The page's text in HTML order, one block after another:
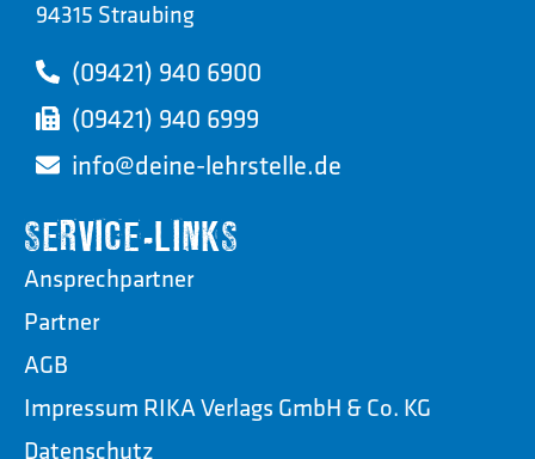
94315 Straubing
(09421) 940 6900
(09421) 940 6999
info@deine-lehrstelle.de
SERVICE-LINKS
Ansprechpartner
Partner
AGB
Impressum RIKA Verlags GmbH & Co. KG
Datenschutz